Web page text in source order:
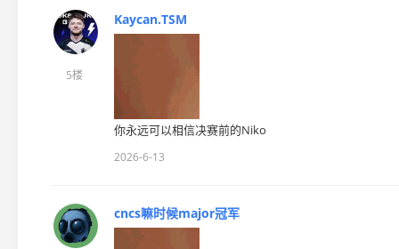
5楼
Kaycan.TSM
你永远可以相信决赛前的Niko
2026-6-13
cncs嘛时候major冠军